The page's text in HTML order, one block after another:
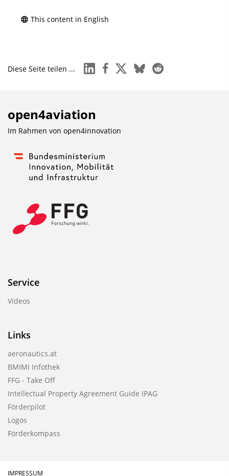
This content in English
Diese Seite teilen ... linkedinfacebook
x blueskyreddit
open4aviation
Im Rahmen von open4innovation
Service
Videos
Links
aeronautics.at
BMIMI Infothek
FFG - Take Off
Intellectual Property Agreement Guide IPAG
Förderpilot
Logos
Förderkompass
IMPRESSUM